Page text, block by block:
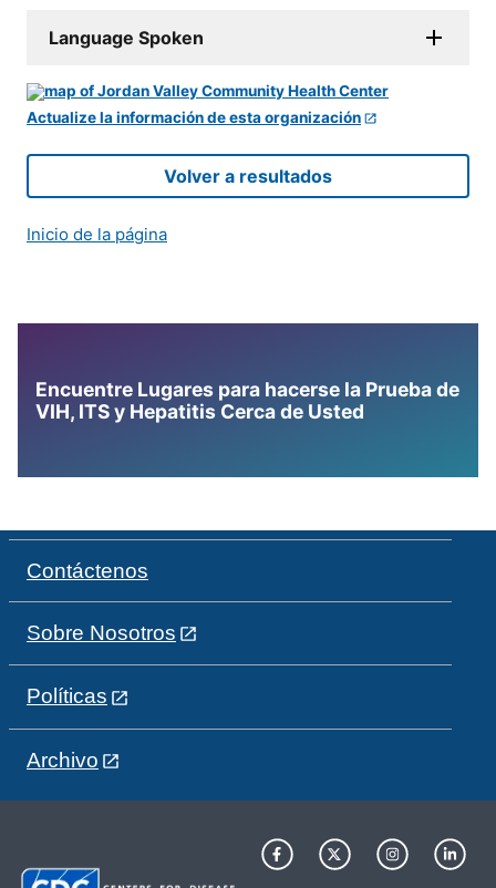
Language Spoken
Actualize la información de esta organización
Volver a resultados
Inicio de la página
Encuentre Lugares para hacerse la Prueba de
VIH, ITS y Hepatitis Cerca de Usted
Contáctenos
Sobre Nosotros
Políticas
Archivo